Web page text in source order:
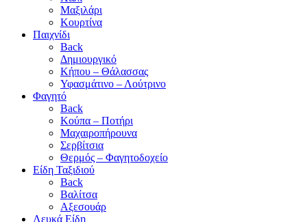
Μαξιλάρι
Κουρτίνα
Παιχνίδι
Back
Δημιουργικό
Κήπου – Θάλασσας
Υφασμάτινο – Λούτρινο
Φαγητό
Back
Κούπα – Ποτήρι
Μαχαιροπήρουνα
Σερβίτσια
Θερμός – Φαγητοδοχείο
Είδη Ταξιδιού
Back
Βαλίτσα
Αξεσουάρ
Λευκά Είδη